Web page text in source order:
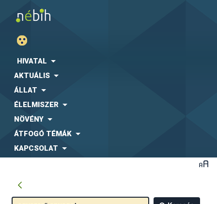
HIVATAL
AKTUÁLIS
ÁLLAT
ÉLELMISZER
NÖVÉNY
ÁTFOGÓ TÉMÁK
KAPCSOLAT